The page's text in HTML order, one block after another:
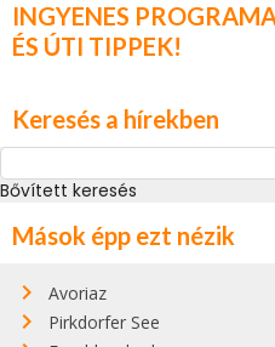
INGYENES
ÉS ÚTI TIPPEK!
Keresés a hírekben
Bővített keresés
Mások épp ezt nézik
Avoriaz
Pirkdorfer See